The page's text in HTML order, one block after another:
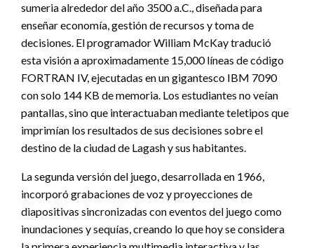
sumeria alrededor del año 3500 a.C., diseñada para
enseñar economía, gestión de recursos y toma de
decisiones. El programador William McKay tradució
esta visión a aproximadamente 15,000 líneas de código
FORTRAN IV, ejecutadas en un gigantesco IBM 7090
con solo 144 KB de memoria. Los estudiantes no veían
pantallas, sino que interactuaban mediante teletipos que
imprimían los resultados de sus decisiones sobre el
destino de la ciudad de Lagash y sus habitantes.
La segunda versión del juego, desarrollada en 1966,
incorporó grabaciones de voz y proyecciones de
diapositivas sincronizadas con eventos del juego como
inundaciones y sequías, creando lo que hoy se considera